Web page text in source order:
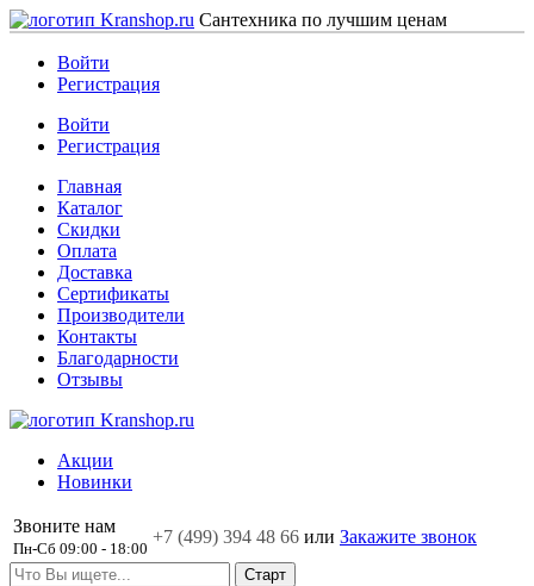
Сантехника по лучшим ценам
Войти
Регистрация
Войти
Регистрация
Главная
Каталог
Скидки
Оплата
Доставка
Сертификаты
Производители
Контакты
Благодарности
Отзывы
Акции
Новинки
Звоните нам
Пн-Сб 09:00 - 18:00
+7 (499) 394 48 66 или Закажите звонок